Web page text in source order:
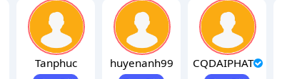
Tanphuc huyenanh99 CQDAIPHAT